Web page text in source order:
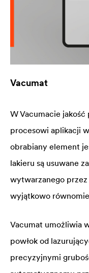
Vacumat
W Vacumacie jakość
procesowi aplikacji
obrabiany element
lakieru są usuwane
wytwarzanego
wyjątkowo
Vacumat umożliwia
powłok od
precyzyjnymi